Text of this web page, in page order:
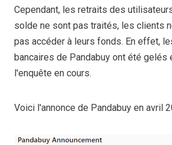
Cependant, les retraits des
solde ne sont pas traités, les clients
pas accéder à leurs fonds. En effet,
bancaires de Pandabuy ont été gelés
l'enquête en cours.
Voici l'annonce de Pandabuy en avril